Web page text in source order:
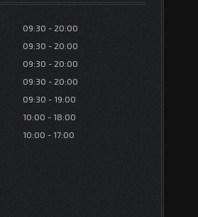
09:30
20:00
09:30
20:00
09:30
20:00
09:30
20:00
09:30
19:00
10:00
18:00
10:00 17:00